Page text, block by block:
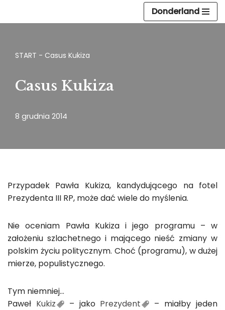
treści
Donderland
START - Casus Kukiza
Casus Kukiza
8 grudnia 2014
Przypadek Pawła Kukiza, kandydującego na fotel
Prezydenta III RP, może dać wiele do myślenia.
Nie oceniam Pawła Kukiza i jego programu – w
założeniu szlachetnego i mającego nieść zmiany w
polskim życiu politycznym. Choć (programu), w dużej
mierze, populistycznego.
Tym niemniej…
Paweł Kukiz – jako Prezydent
– miałby jeden